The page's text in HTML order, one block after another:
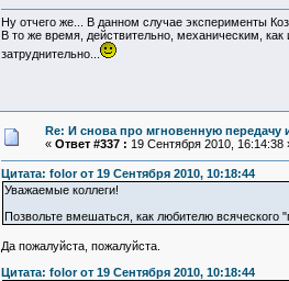
Ну отчего же... В данном случае эксперименты
В то же время, действительно, механическим,
затруднительно...
Re: И снова про мгновенную
« Ответ #337 : 19 Сентября 2010, 16:14:38
Цитата: folor от 19 Сентября 2010, 10:18:44
Уважаемые коллеги!
Позвольте вмешаться, как любителю всяческого
Да пожалуйста, пожалуйста.
Цитата: folor от 19 Сентября 2010, 10:18:44